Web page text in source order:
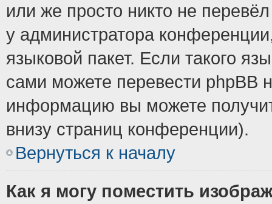
или же просто никто не
у администратора
языковой пакет. Если такого
сами можете перевести phpBB
информацию вы можете
внизу страниц конференции).
Вернуться к началу
Как я могу поместить